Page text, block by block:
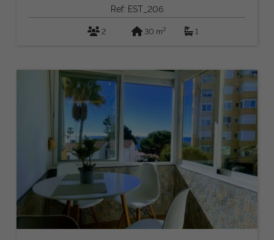
Ref: EST_206
2 30 m2 1